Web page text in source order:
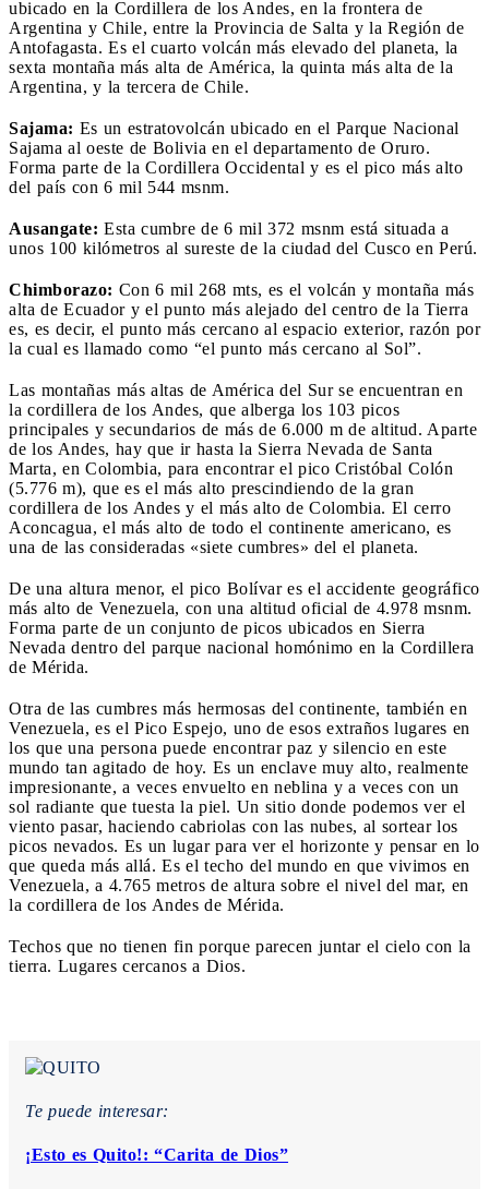
ubicado en la Cordillera de los Andes, en la frontera de
Argentina y Chile, entre la Provincia de Salta y la Región de
Antofagasta. Es el cuarto volcán más elevado del planeta, la
sexta montaña más alta de América, la quinta más alta de la
Argentina, y la tercera de Chile.
Sajama: Es un estratovolcán ubicado en el Parque Nacional
Sajama al oeste de Bolivia en el departamento de Oruro.
Forma parte de la Cordillera Occidental y es el pico más alto
del país con 6 mil 544 msnm.
Ausangate: Esta cumbre de 6 mil 372 msnm está situada a
unos 100 kilómetros al sureste de la ciudad del Cusco en Perú.
Chimborazo: Con 6 mil 268 mts, es el volcán y montaña más
alta de Ecuador y el punto más alejado del centro de la Tierra
es, es decir, el punto más cercano al espacio exterior, razón por
la cual es llamado como “el punto más cercano al Sol”.
Las montañas más altas de América del Sur se encuentran en
la cordillera de los Andes, que alberga los 103 picos
principales y secundarios de más de 6.000 m de altitud. Aparte
de los Andes, hay que ir hasta la Sierra Nevada de Santa
Marta, en Colombia, para encontrar el pico Cristóbal Colón
(5.776 m), que es el más alto prescindiendo de la gran
cordillera de los Andes y el más alto de Colombia. El cerro
Aconcagua, el más alto de todo el continente americano, es
una de las consideradas «siete cumbres» del el planeta.
De una altura menor, el pico Bolívar es el accidente geográfico
más alto de Venezuela, con una altitud oficial de 4.978 msnm.
Forma parte de un conjunto de picos ubicados en Sierra
Nevada dentro del parque nacional homónimo en la Cordillera
de Mérida.
Otra de las cumbres más hermosas del continente, también en
Venezuela, es el Pico Espejo, uno de esos extraños lugares en
los que una persona puede encontrar paz y silencio en este
mundo tan agitado de hoy. Es un enclave muy alto, realmente
impresionante, a veces envuelto en neblina y a veces con un
sol radiante que tuesta la piel. Un sitio donde podemos ver el
viento pasar, haciendo cabriolas con las nubes, al sortear los
picos nevados. Es un lugar para ver el horizonte y pensar en lo
que queda más allá. Es el techo del mundo en que vivimos en
Venezuela, a 4.765 metros de altura sobre el nivel del mar, en
la cordillera de los Andes de Mérida.
Techos que no tienen fin porque parecen juntar el cielo con la
tierra. Lugares cercanos a Dios.
Te puede interesar:
¡Esto es Quito!: “Carita de Dios”